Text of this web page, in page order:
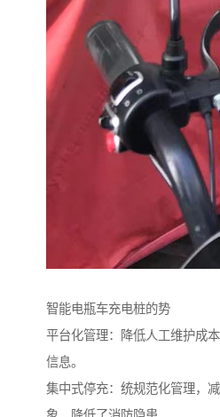
智能电瓶车充电桩的势
平台化管理：降低人工维护成
信息。
集中式停充：统规范化管理，